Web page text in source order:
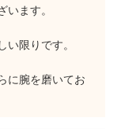
います。
い限りです。
に腕を磨いてお